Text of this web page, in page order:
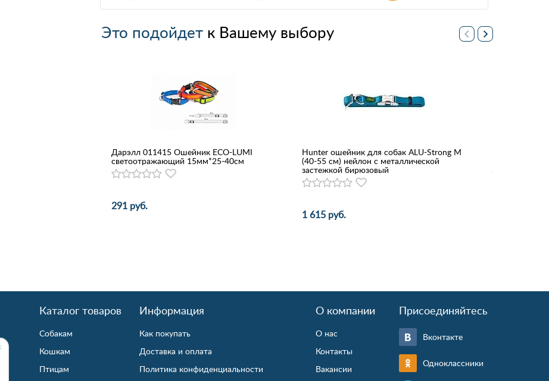
Это подойдетк Вашему выбору
Дарэлл 011415 Ошейник ECO-LUMI
светоотражающий 15мм*25-40см
291 руб.
Hunter ошейник для собак ALU-Strong M
(40-55 см) нейлон с металлической
застежкой бирюзовый
1 615 руб.
Каталог товаров
Собакам
Кошкам
Птицам
Информация
Как покупать
Доставка и оплата
Политика конфиденциальности
О компании
О нас
Контакты
Вакансии
Присоединяйтесь
Вконтакте
Одноклассники